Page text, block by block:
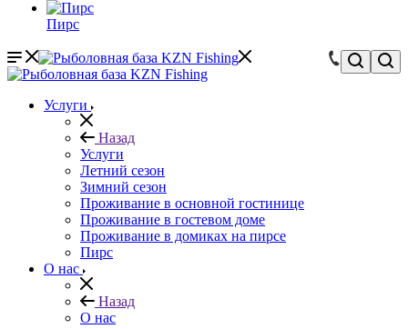
Пирс
Услуги
Назад
Услуги
Летний сезон
Зимний сезон
Проживание в основной гостинице
Проживание в гостевом доме
Проживание в домиках на пирсе
Пирс
О нас
Назад
О нас